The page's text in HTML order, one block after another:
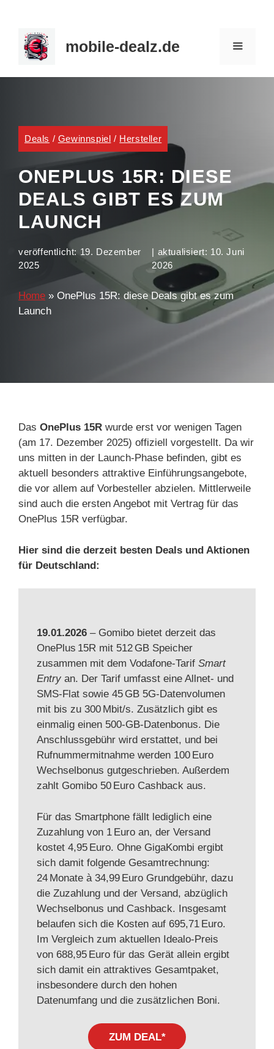
Inhalt
springen
mobile-dealz.de
Deals / Gewinnspiel / Hersteller
ONEPLUS 15R: DIESE
DEALS GIBT ES ZUM
LAUNCH
veröffentlicht: 19. Dezember
2025
| aktualisiert: 10. Juni
2026
Home » OnePlus 15R: diese Deals gibt es zum
Launch
Das OnePlus 15R wurde erst vor wenigen Tagen
(am 17. Dezember 2025) offiziell vorgestellt. Da wir
uns mitten in der Launch-Phase befinden, gibt es
aktuell besonders attraktive Einführungsangebote,
die vor allem auf Vorbesteller abzielen. Mittlerweile
sind auch die ersten Angebot mit Vertrag für das
OnePlus 15R verfügbar.
Hier sind die derzeit besten Deals und Aktionen
für Deutschland:
19.01.2026 – Gomibo bietet derzeit das
OnePlus 15R mit 512 GB Speicher
zusammen mit dem Vodafone‑Tarif Smart
Entry an. Der Tarif umfasst eine Allnet‑ und
SMS‑Flat sowie 45 GB 5G‑Datenvolumen
mit bis zu 300 Mbit/s. Zusätzlich gibt es
einmalig einen 500‑GB‑Datenbonus. Die
Anschlussgebühr wird erstattet, und bei
Rufnummermitnahme werden 100 Euro
Wechselbonus gutgeschrieben. Außerdem
zahlt Gomibo 50 Euro Cashback aus.
Für das Smartphone fällt lediglich eine
Zuzahlung von 1 Euro an, der Versand
kostet 4,95 Euro. Ohne GigaKombi ergibt
sich damit folgende Gesamtrechnung:
24 Monate à 34,99 Euro Grundgebühr, dazu
die Zuzahlung und der Versand, abzüglich
Wechselbonus und Cashback. Insgesamt
belaufen sich die Kosten auf 695,71 Euro.
Im Vergleich zum aktuellen Idealo‑Preis
von 688,95 Euro für das Gerät allein ergibt
sich damit ein attraktives Gesamtpaket,
insbesondere durch den hohen
Datenumfang und die zusätzlichen Boni.
ZUM DEAL*